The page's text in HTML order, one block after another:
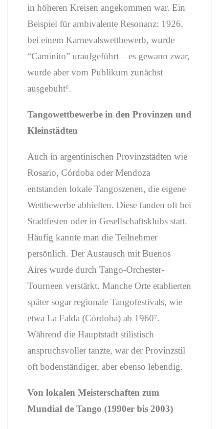
in höheren Kreisen angekommen war. Ein
Beispiel für ambivalente Resonanz: 1926,
bei einem Karnevalswettbewerb, wurde
“Caminito” uraufgeführt – es gewann zwar,
wurde aber vom Publikum zunächst
ausgebuht⁶.
Tangowettbewerbe in den Provinzen und
Kleinstädten
Auch in argentinischen Provinzstädten wie
Rosario, Córdoba oder Mendoza
entstanden lokale Tangoszenen, die eigene
Wettbewerbe abhielten. Diese fanden oft bei
Stadtfesten oder in Gesellschaftsklubs statt.
Häufig kannte man die Teilnehmer
persönlich. Der Austausch mit Buenos
Aires wurde durch Tango-Orchester-
Tourneen verstärkt. Manche Orte etablierten
später sogar regionale Tangofestivals, wie
etwa La Falda (Córdoba) ab 1960⁷.
Während die Hauptstadt stilistisch
anspruchsvoller tanzte, war der Provinzstil
oft bodenständiger, aber ebenso lebendig.
Von lokalen Meisterschaften zum
Mundial de Tango (1990er bis 2003)